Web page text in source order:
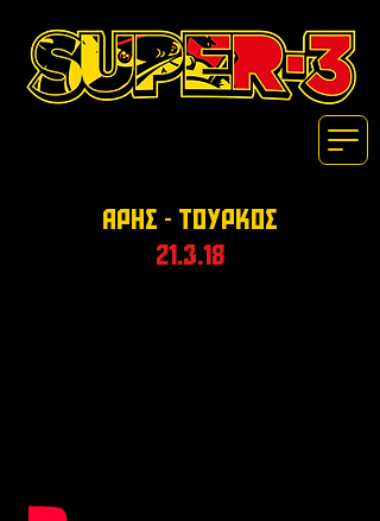
ΑΡΗΣ - ΤΟΥΡΚΟΣ
21.3.18